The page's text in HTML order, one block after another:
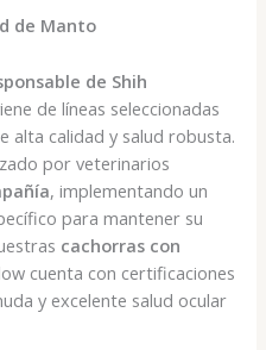
de Manto
de Shih
de líneas seleccionadas
alta calidad y salud robusta.
por veterinarios
, implementando un
para mantener su
cachorras con
cuenta con certificaciones
y excelente salud ocular